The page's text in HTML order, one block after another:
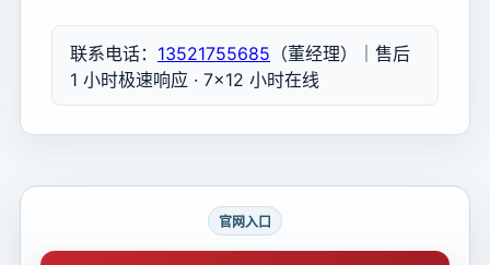
联系电话： 13521755685 （董经理）｜售后
1 小时极速响应 · 7×12 小时在线
官网入口